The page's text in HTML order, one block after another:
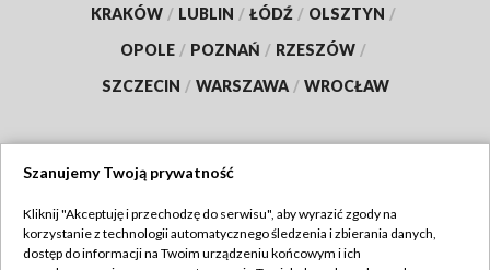
KRAKÓW / LUBLIN / ŁÓDŹ / OLSZTYN /
OPOLE / POZNAŃ / RZESZÓW /
SZCZECIN / WARSZAWA / WROCŁAW
TVP
Szanujemy Twoją prywatność
Kliknij "Akceptuję i przechodzę do serwisu", aby wyrazić zgody na
korzystanie z technologii automatycznego śledzenia i zbierania danych,
dostęp do informacji na Twoim urządzeniu końcowym i ich